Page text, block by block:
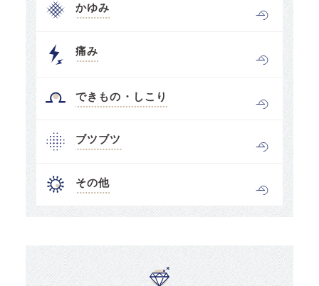
かゆみ
痛み
できもの・しこり
ブツブツ
その他